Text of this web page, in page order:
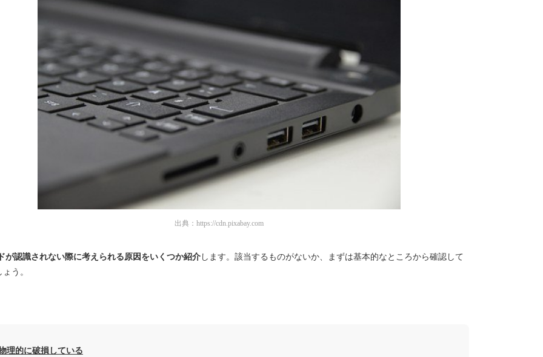
出典： https://cdn.pixabay.com
が認識されない際に考えられる原因をいくつか紹介 します。該当するものがないか、まずは基本的なところから確認して
う。
理的に破損している